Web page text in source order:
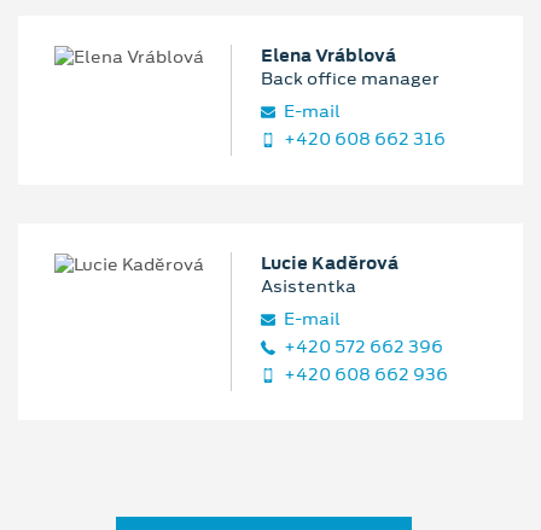
Elena Vráblová
Back office manager
E‑mail
+420 608 662 316
Lucie Kaděrová
Asistentka
E‑mail
+420 572 662 396
+420 608 662 936